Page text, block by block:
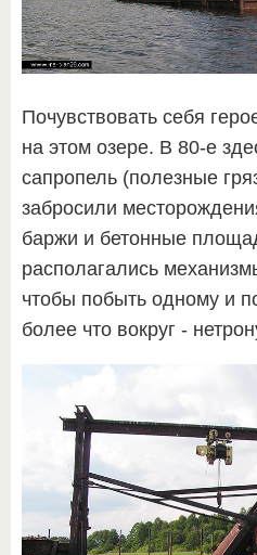
Почувствовать себя
на этом озере. В 80-е
сапропель (полезные
забросили
баржи и бетонные
располагались
чтобы побыть одному и
более что вокруг -